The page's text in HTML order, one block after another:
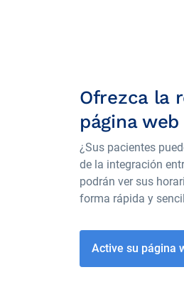
Ofrezca la
página web
¿Sus pacientes
de la integración
podrán ver sus
forma rápida y
Active su página